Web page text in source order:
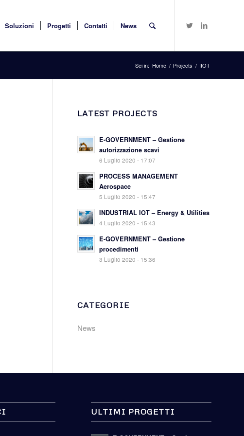
Soluzioni Progetti Contatti News
Sei in: Home / Projects / IIOT
LATEST PROJECTS
E-GOVERNMENT – Gestione
autorizzazione scavi
6 Luglio 2020 - 17:07
PROCESS MANAGEMENT
Aerospace
5 Luglio 2020 - 15:47
INDUSTRIAL IOT – Energy & Utilities
4 Luglio 2020 - 15:43
E-GOVERNMENT – Gestione
procedimenti
3 Luglio 2020 - 15:36
CATEGORIE
News
ULTIMI PROGETTI